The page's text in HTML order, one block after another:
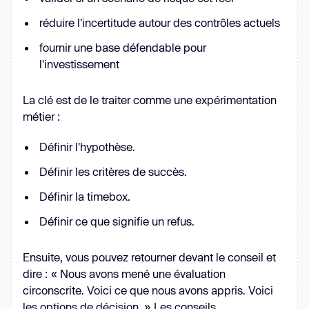
réduire l'incertitude autour des contrôles actuels
fournir une base défendable pour
l'investissement
La clé est de le traiter comme une expérimentation
métier :
Définir l'hypothèse.
Définir les critères de succès.
Définir la timebox.
Définir ce que signifie un refus.
Ensuite, vous pouvez retourner devant le conseil et
dire : « Nous avons mené une évaluation
circonscrite. Voici ce que nous avons appris. Voici